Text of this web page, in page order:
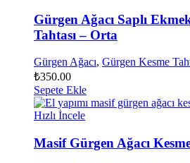
Gürgen Ağacı Saplı
Tahtası – Orta
Gürgen Ağacı, Gürgen Kesme
₺350.00
Sepete Ekle
Hızlı İncele
Masif Gürgen Ağacı